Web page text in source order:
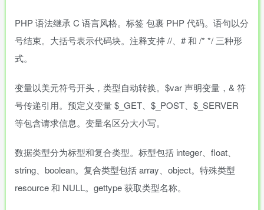
PHP 语法继承 C 语言风格。标签包裹 PHP 代码。语句以分
号结束。大括号表示代码块。注释支持 //、# 和 /* */ 三种形
式。
变量以美元符号开头，类型自动转换。$var 声明变量，& 符
号传递引用。预定义变量 $_GET、$_POST、$_SERVER
等包含请求信息。变量名区分大小写。
数据类型分为标型和复合类型。标型包括 integer、float、
string、boolean。复合类型包括 array、object。特殊类型
resource 和 NULL。gettype 获取类型名称。